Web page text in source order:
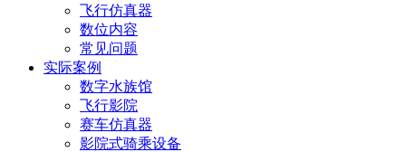
飞行仿真器
数位内容
常见问题
实际案例
数字水族馆
飞行影院
赛车仿真器
影院式骑乘设备